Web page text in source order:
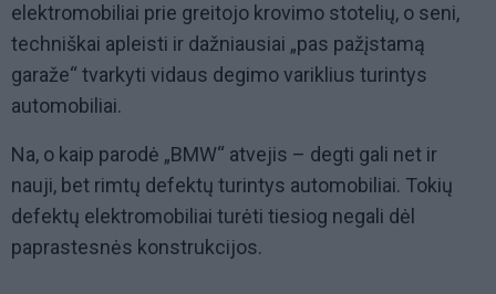
elektromobiliai prie greitojo krovimo stotelių, o seni,
techniškai apleisti ir dažniausiai „pas pažįstamą
garaže“ tvarkyti vidaus degimo variklius turintys
automobiliai.
Na, o kaip parodė „BMW“ atvejis – degti gali net ir
nauji, bet rimtų defektų turintys automobiliai. Tokių
defektų elektromobiliai turėti tiesiog negali dėl
paprastesnės konstrukcijos.